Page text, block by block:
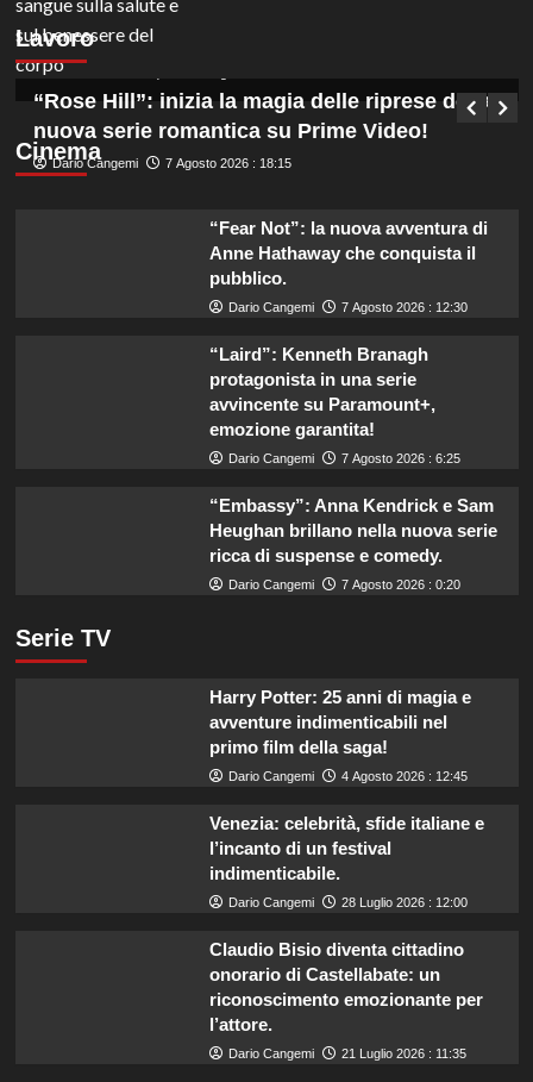
Lavoro
Mobilità: Opportunità per 64 Assistenti e 123
Funzionari, scopri come candidarti!
Germana Bevilacqua
Cinema
“Rose Hill”: inizia la magia delle riprese della
nuova serie romantica su Prime Video!
Dario Cangemi 7 Agosto 2026 : 18:15
“Fear Not”: la nuova avventura di
Anne Hathaway che conquista il
pubblico.
Dario Cangemi 7 Agosto 2026 : 12:30
“Laird”: Kenneth Branagh
protagonista in una serie
avvincente su Paramount+,
emozione garantita!
Dario Cangemi 7 Agosto 2026 : 6:25
“Embassy”: Anna Kendrick e Sam
Heughan brillano nella nuova serie
ricca di suspense e comedy.
Dario Cangemi 7 Agosto 2026 : 0:20
Serie TV
Harry Potter: 25 anni di magia e
avventure indimenticabili nel
primo film della saga!
Dario Cangemi 4 Agosto 2026 : 12:45
Venezia: celebrità, sfide italiane e
l’incanto di un festival
indimenticabile.
Dario Cangemi 28 Luglio 2026 : 12:00
Claudio Bisio diventa cittadino
onorario di Castellabate: un
riconoscimento emozionante per
l’attore.
Dario Cangemi 21 Luglio 2026 : 11:35